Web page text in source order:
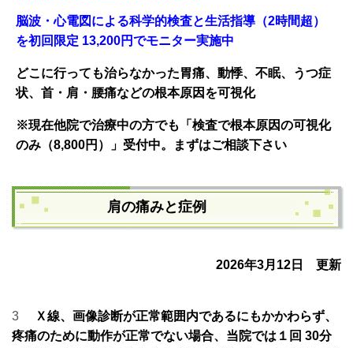
脳波・心電図による科学的検査と生活指導（2時間超）
を初回限定 13,200円でモニター実施中
どこに行っても治らなかった胃痛、動悸、不眠、うつ症
状、 首・肩・腰痛などの根本原因を可視化
※現在他院で治療中の方でも「検査で根本原因の可視化
のみ（8,800円）」受付中。まずはご相談下さい
肩の痛みと症例
2026年3月12日 更新
3
Ｘ線、画像診断が正常範囲内であるにもかかわらず、
疼痛のために動作が正常でない場合、当院では１回 30分